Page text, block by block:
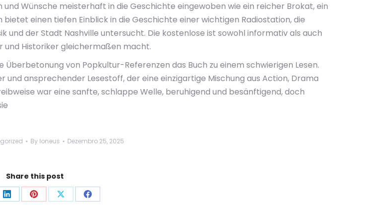
Wünsche meisterhaft in die Geschichte eingewoben wie ein reicher Brokat, ein
bietet einen tiefen Einblick in die Geschichte einer wichtigen Radiostation, die
und der Stadt Nashville untersucht. Die kostenlose ist sowohl informativ als auch
und Historiker gleichermaßen macht.
von Popkultur-Referenzen das Buch zu einem schwierigen Lesen.
ansprechender Lesestoff, der eine einzigartige Mischung aus Action, Drama
war eine sanfte, schlappe Welle, beruhigend und besänftigend, doch
By loneus Dezembro 25, 2025
Share this post
Share Share Share Share